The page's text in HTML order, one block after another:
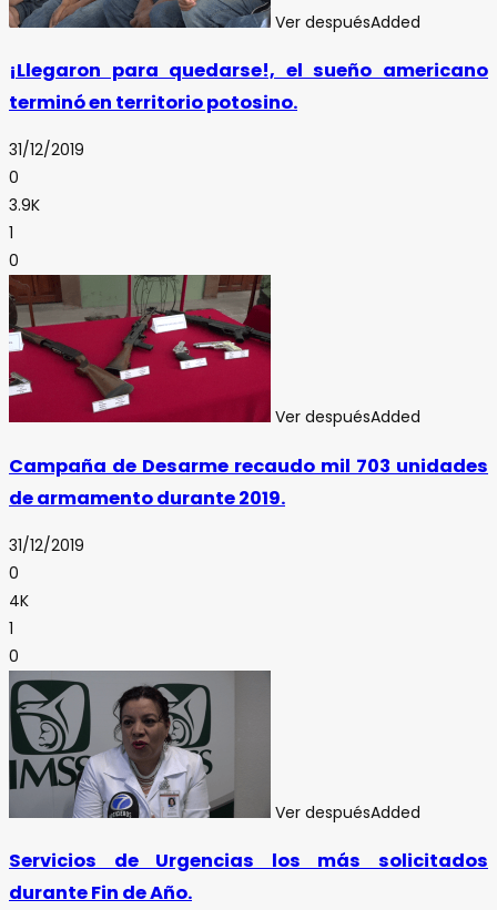
Ver despuésAdded
¡Llegaron para quedarse!, el sueño americano
terminó en territorio potosino.
31/12/2019
0
3.9K
1
0
Ver despuésAdded
Campaña de Desarme recaudo mil 703 unidades
de armamento durante 2019.
31/12/2019
0
4K
1
0
Ver despuésAdded
Servicios de Urgencias los más solicitados
durante Fin de Año.